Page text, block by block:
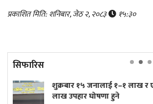
प्रकाशित मिति: शनिबार, जेठ २, २०८३ १५:३०
सिफारिस
जनालाई १–१ लाख र एक जनालाई १०
हुने